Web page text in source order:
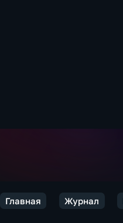
Главная Журнал